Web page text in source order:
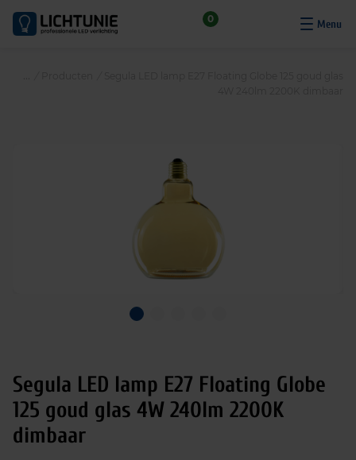
0
Segula LED lamp E27 Floating Globe
125 goud glas 4W 240lm 2200K
dimbaar